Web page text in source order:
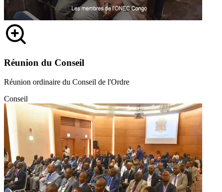
Réunion du Conseil
Réunion ordinaire du Conseil de l'Ordre
Conseil